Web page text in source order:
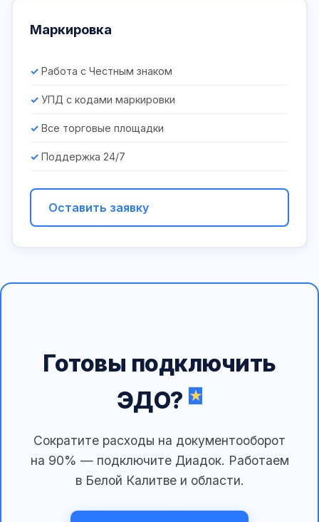
Маркировка
Работа с Честным знаком
УПД с кодами маркировки
Все торговые площадки
Поддержка 24/7
Оставить заявку
Готовы подключить
ЭДО?
Сократите расходы на документооборот
на 90% — подключите Диадок. Работаем
в Белой Калитве и области.